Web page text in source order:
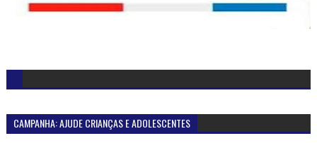
CAMPANHA: AJUDE CRIANÇAS E ADOLESCENTES